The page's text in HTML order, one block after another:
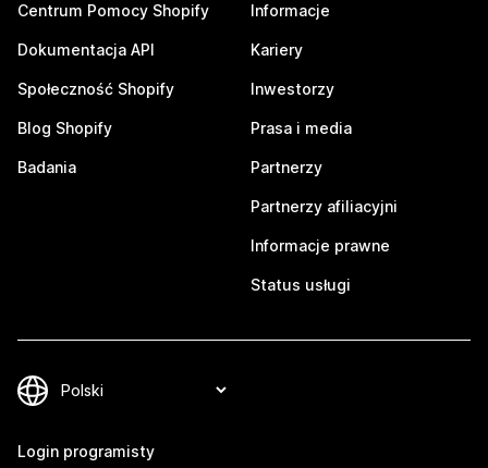
Centrum Pomocy Shopify
Dokumentacja API
Społeczność Shopify
Blog Shopify
Badania
Informacje
Kariery
Inwestorzy
Prasa i media
Partnerzy
Partnerzy afiliacyjni
Informacje prawne
Status usługi
Login programisty